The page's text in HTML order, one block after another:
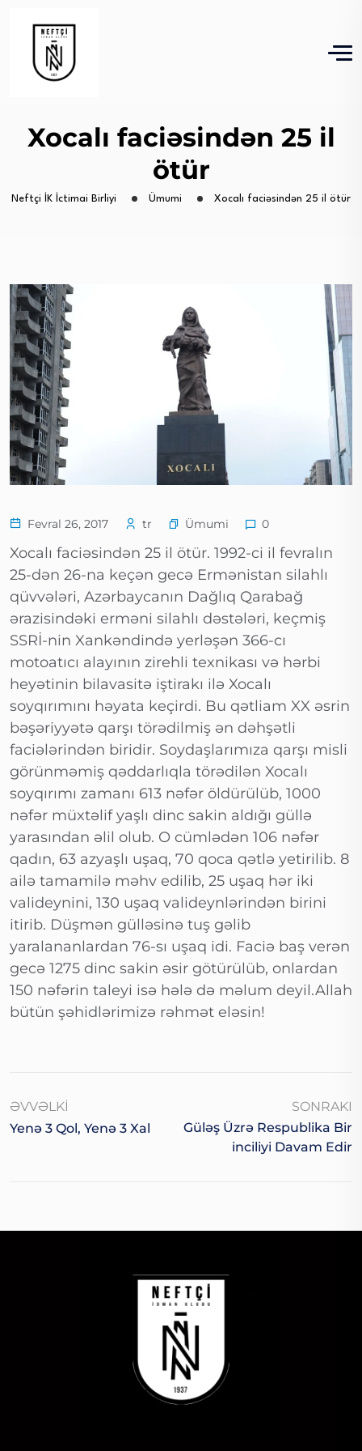
Xocalı faciəsindən 25 il
ötür
Neftçi İK İctimai Birliyi Ümumi Xocalı faciəsindən 25 il ötür
Fevral 26, 2017 tr Ümumi 0
Xocalı faciəsindən 25 il ötür. 1992-ci il fevralın
25-dən 26-na keçən gecə Ermənistan silahlı
qüvvələri, Azərbaycanın Dağlıq Qarabağ
ərazisindəki erməni silahlı dəstələri, keçmiş
SSRİ-nin Xankəndində yerləşən 366-cı
motoatıcı alayının zirehli texnikası və hərbi
heyətinin bilavasitə iştirakı ilə Xocalı
soyqırımını həyata keçirdi. Bu qətliam XX əsrin
bəşəriyyətə qarşı törədilmiş ən dəhşətli
faciələrindən biridir. Soydaşlarımıza qarşı misli
görünməmiş qəddarlıqla törədilən Xocalı
soyqırımı zamanı 613 nəfər öldürülüb, 1000
nəfər müxtəlif yaşlı dinc sakin aldığı güllə
yarasından əlil olub. O cümlədən 106 nəfər
qadın, 63 azyaşlı uşaq, 70 qoca qətlə yetirilib. 8
ailə tamamilə məhv edilib, 25 uşaq hər iki
valideynini, 130 uşaq valideynlərindən birini
itirib. Düşmən gülləsinə tuş gəlib
yaralananlardan 76-sı uşaq idi. Faciə baş verən
gecə 1275 dinc sakin əsir götürülüb, onlardan
150 nəfərin taleyi isə hələ də məlum deyil.Allah
bütün şəhidlərimizə rəhmət eləsin!
ƏVVƏLKI
Yenə 3 Qol, Yenə 3 Xal
SONRAKI
Güləş Üzrə Respublika Bir
Inciliyi Davam Edir